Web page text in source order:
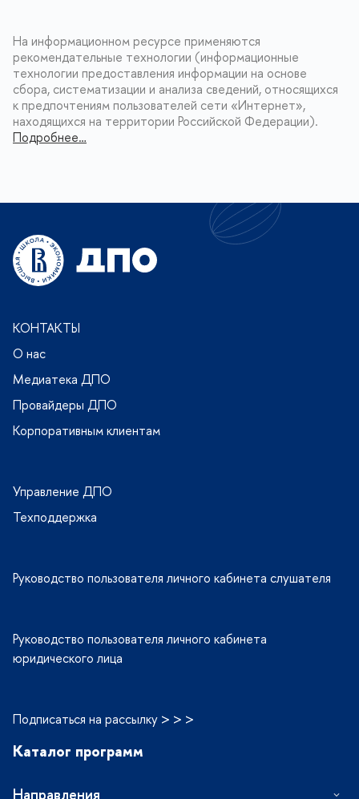
На информационном ресурсе применяются
рекомендательные технологии (информационные
технологии предоставления информации на основе
сбора, систематизации и анализа сведений, относящихся
к предпочтениям пользователей сети «Интернет»,
находящихся на территории Российской Федерации).
Подробнее…
КОНТАКТЫ
О нас
Медиатека ДПО
Провайдеры ДПО
Корпоративным клиентам
Управление ДПО
Техподдержка
Руководство пользователя личного кабинета слушателя
Руководство пользователя личного кабинета
юридического лица
Подписаться на рассылку > > >
Каталог программ
Направления